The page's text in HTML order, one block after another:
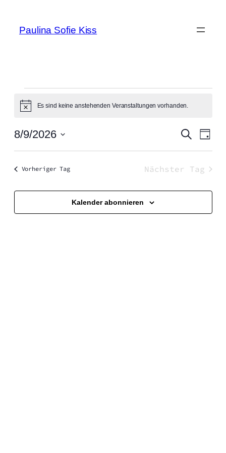
Paulina Sofie Kiss
Veranstaltungen
für
August
2026
HinweisEs sind keine anstehenden Veranstaltungen vorhanden.
Suche
und
Suche
Tag
8/9/2026
Datum
Vorheriger Tag Nächster Tag
Kalender abonnieren